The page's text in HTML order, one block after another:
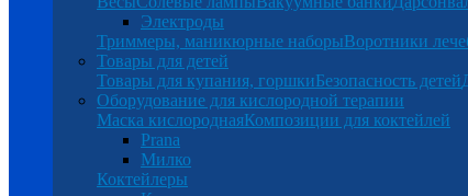
Электроды
Триммеры, маникюрные наборыВоротники
Товары для детей
Товары для купания, горшкиБезопасность детей
Оборудование для кислородной терапии
Маска кислороднаяКомпозиции для коктейлей
Prana
Милко
Коктейлеры